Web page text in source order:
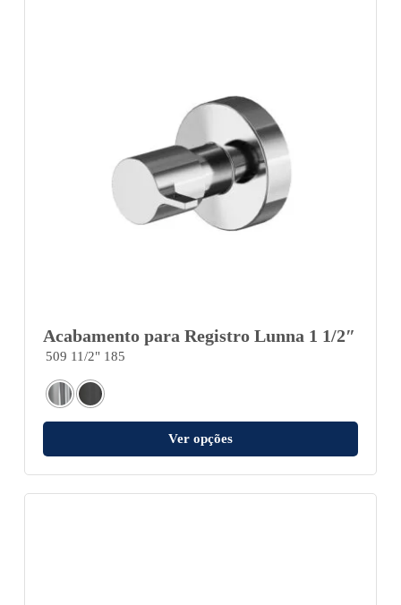
Acabamento para Registro Lunna 1 1/2″
509 11/2" 185
Ver opções